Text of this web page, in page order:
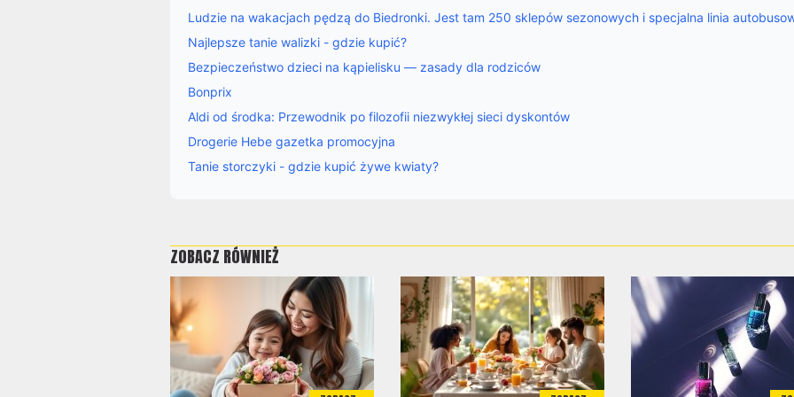
Ludzie na wakacjach pędzą do Biedronki. Jest tam 250 sklepów sezonowych i specjalna linia
Najlepsze tanie walizki - gdzie kupić?
Bezpieczeństwo dzieci na kąpielisku — zasady dla rodziców
Bonprix
Aldi od środka: Przewodnik po filozofii niezwykłej sieci dyskontów
Drogerie Hebe gazetka promocyjna
Tanie storczyki - gdzie kupić żywe kwiaty?
ZOBACZ RÓWNIEŻ